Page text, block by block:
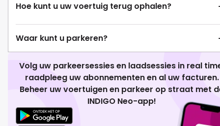
Hoe kunt u uw voertuig terug ophalen?
Waar kunt u parkeren?
Volg uw parkeersessies en laadsessies in real
raadpleeg uw abonnementen en al uw facturen.
Beheer uw voertuigen en parkeer op straat met
INDIGO Neo-app!